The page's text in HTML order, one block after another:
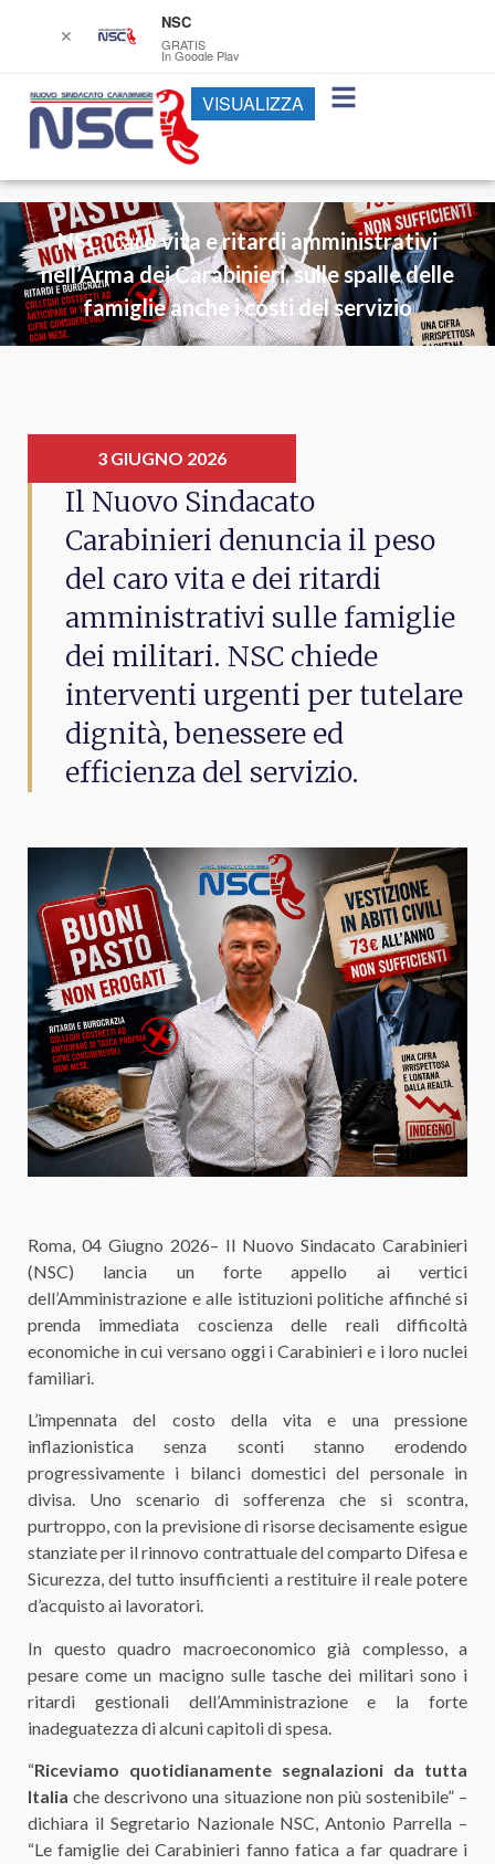
NSC: caro vita e ritardi amministrativi
nell’Arma dei Carabinieri, sulle spalle delle
famiglie anche i costi del servizio
3 GIUGNO 2026
Il Nuovo Sindacato
Carabinieri denuncia il peso
del caro vita e dei ritardi
amministrativi sulle famiglie
dei militari. NSC chiede
interventi urgenti per tutelare
dignità, benessere ed
efficienza del servizio.
Roma, 04 Giugno 2026– Il Nuovo Sindacato Carabinieri
(NSC) lancia un forte appello ai vertici
dell’Amministrazione e alle istituzioni politiche affinché si
prenda immediata coscienza delle reali difficoltà
economiche in cui versano oggi i Carabinieri e i loro nuclei
familiari.​
L’impennata del costo della vita e una pressione
inflazionistica senza sconti stanno erodendo
progressivamente i bilanci domestici del personale in
divisa. Uno scenario di sofferenza che si scontra,
purtroppo, con la previsione di risorse decisamente esigue
stanziate per il rinnovo contrattuale del comparto Difesa e
Sicurezza, del tutto insufficienti a restituire il reale potere
d’acquisto ai lavoratori.
​In questo quadro macroeconomico già complesso, a
pesare come un macigno sulle tasche dei militari sono i
ritardi gestionali dell’Amministrazione e la forte
inadeguatezza di alcuni capitoli di spesa.​
“Riceviamo quotidianamente segnalazioni da tutta
Italia che descrivono una situazione non più sostenibile” –
dichiara il Segretario Nazionale NSC, Antonio Parrella –
“Le famiglie dei Carabinieri fanno fatica a far quadrare i
✕
NSC
GRATIS
In Google Play
VISUALIZZA